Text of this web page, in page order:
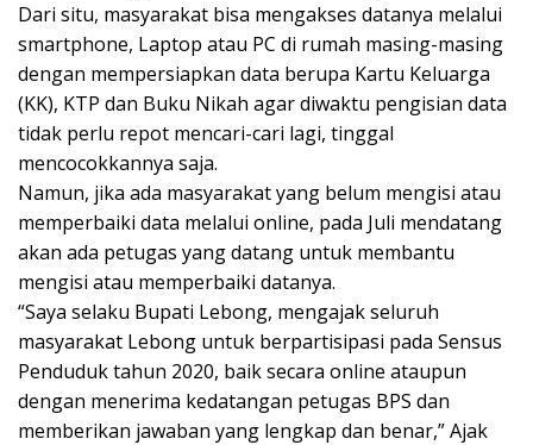
Dari situ, masyarakat bisa mengakses datanya melalui
smartphone, Laptop atau PC di rumah masing-masing
dengan mempersiapkan data berupa Kartu Keluarga
(KK), KTP dan Buku Nikah agar diwaktu pengisian data
tidak perlu repot mencari-cari lagi, tinggal
mencocokkannya saja.
Namun, jika ada masyarakat yang belum mengisi atau
memperbaiki data melalui online, pada Juli mendatang
akan ada petugas yang datang untuk membantu
mengisi atau memperbaiki datanya.
“Saya selaku Bupati Lebong, mengajak seluruh
masyarakat Lebong untuk berpartisipasi pada Sensus
Penduduk tahun 2020, baik secara online ataupun
dengan menerima kedatangan petugas BPS dan
memberikan jawaban yang lengkap dan benar,” Ajak